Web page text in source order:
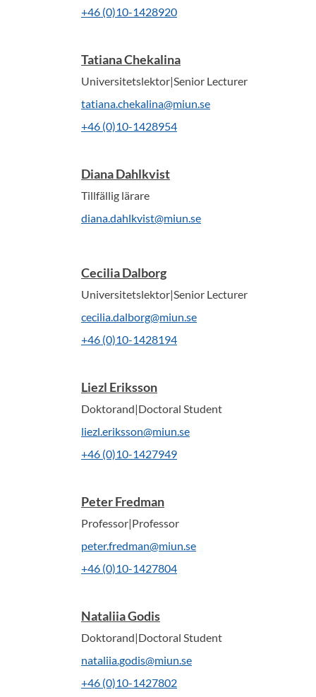
+46 (0)10-1428920
Tatiana Chekalina
Universitetslektor|Senior Lecturer
tatiana.chekalina@miun.se
+46 (0)10-1428954
Diana Dahlkvist
Tillfällig lärare
diana.dahlkvist@miun.se
Cecilia Dalborg
Universitetslektor|Senior Lecturer
cecilia.dalborg@miun.se
+46 (0)10-1428194
Liezl Eriksson
Doktorand|Doctoral Student
liezl.eriksson@miun.se
+46 (0)10-1427949
Peter Fredman
Professor|Professor
peter.fredman@miun.se
+46 (0)10-1427804
Nataliia Godis
Doktorand|Doctoral Student
nataliia.godis@miun.se
+46 (0)10-1427802